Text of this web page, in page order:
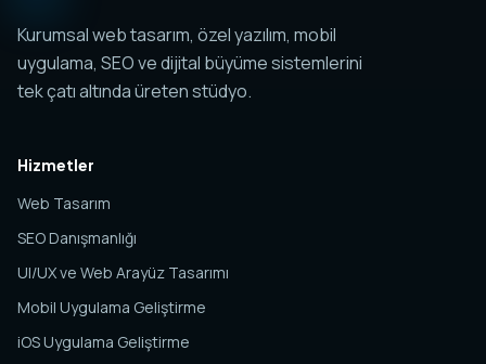
Kurumsal web tasarım, özel yazılım, mobil
uygulama, SEO ve dijital büyüme sistemlerini
tek çatı altında üreten stüdyo.
Hizmetler
Web Tasarım
SEO Danışmanlığı
UI/UX ve Web Arayüz Tasarımı
Mobil Uygulama Geliştirme
iOS Uygulama Geliştirme